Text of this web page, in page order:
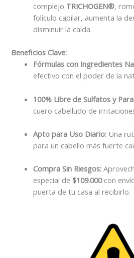
complejo TRICHOGEN®,
folículo capilar, aumenta la
disminuir la caída.
Beneficios Clave:
Fórmulas con Ingredientes
efectivo con el poder de la
100% Libre de Sulfatos y
cuero cabelludo de
Apto para Uso Diario: Una
para un cabello más fuerte
Compra Sin Riesgos:
especial de$109.000con
puerta de tu casa al recibirlo.